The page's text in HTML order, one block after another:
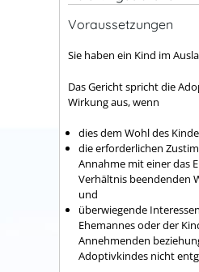
Voraussetzungen
Sie haben ein Kind im
Das Gericht spricht die
Wirkung aus, wenn
dies dem Wohl des
die erforderlichen
Annahme mit einer das
Verhältnis beendenden
und
überwiegende
Ehemannes oder der
Annehmenden
Adoptivkindes nicht